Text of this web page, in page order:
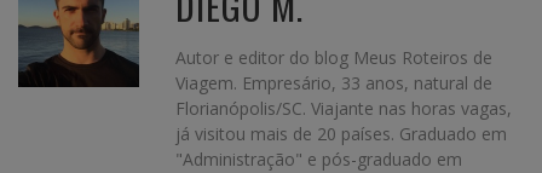
Autor e editor do blog Meus Roteiros de
Viagem. Empresário, 33 anos, natural de
Florianópolis/SC. Viajante nas horas vagas,
já visitou mais de 20 países. Graduado em
"Administração" e pós-graduado em